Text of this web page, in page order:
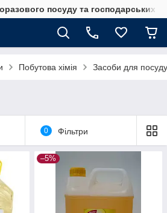
посуду та господарських
Побутова хімія Засоби для посуду
0 Фільтри
–5%